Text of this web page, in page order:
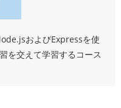
およびExpressを使
を交えて学習するコース